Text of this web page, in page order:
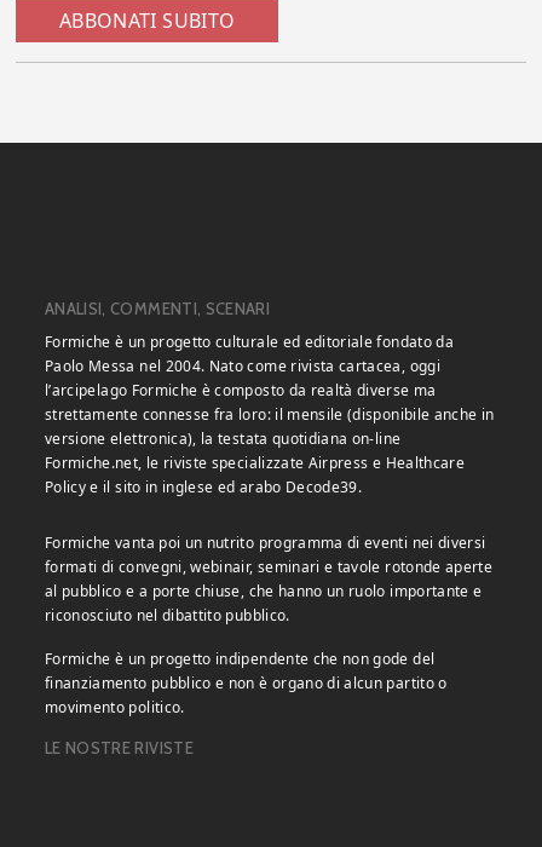
ABBONATI SUBITO
ANALISI, COMMENTI, SCENARI
Formiche è un progetto culturale ed editoriale fondato da
Paolo Messa nel 2004. Nato come rivista cartacea, oggi
l’arcipelago Formiche è composto da realtà diverse ma
strettamente connesse fra loro: il mensile (disponibile anche in
versione elettronica), la testata quotidiana on-line
Formiche.net, le riviste specializzate Airpress e Healthcare
Policy e il sito in inglese ed arabo Decode39.
Formiche vanta poi un nutrito programma di eventi nei diversi
formati di convegni, webinair, seminari e tavole rotonde aperte
al pubblico e a porte chiuse, che hanno un ruolo importante e
riconosciuto nel dibattito pubblico.
Formiche è un progetto indipendente che non gode del
finanziamento pubblico e non è organo di alcun partito o
movimento politico.
LE NOSTRE RIVISTE